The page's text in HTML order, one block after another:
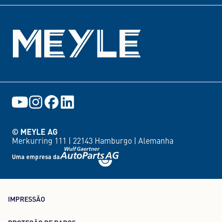
© MEYLE AG
Merkurring 111 | 22143 Hamburgo | Alemanha
Uma empresa da
IMPRESSÃO